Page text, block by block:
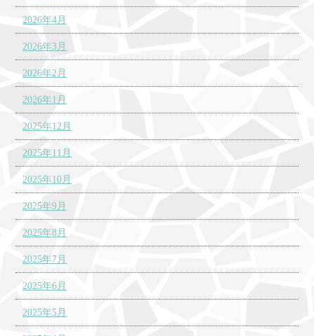
2026年4月
2026年3月
2026年2月
2026年1月
2025年12月
2025年11月
2025年10月
2025年9月
2025年8月
2025年7月
2025年6月
2025年5月